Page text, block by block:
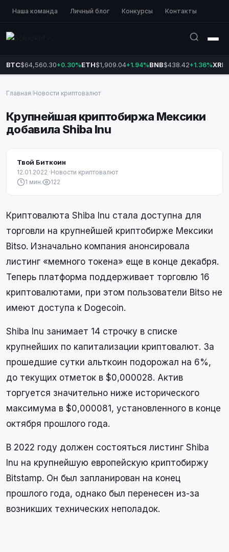
Наша команда Личный блог Конкурсы Контакты
BTC$64,560.30+0.30%ETH$1,909.04+1.94%BNB$438.42+1.36%XRP
Главная/Новости криптовалют
Крупнейшая криптобиржа Мексики
добавила Shiba Inu
Твой Биткоин
12.01.2022 ·Новости криптовалют
1 мин.
122
Криптовалюта Shiba Inu стала доступна для
торговли на крупнейшей криптобирже Мексики
Bitso. Изначально компания анонсировала
листинг «мемного токена» еще в конце декабря.
Теперь платформа поддерживает торговлю 16
криптовалютами, при этом пользователи Bitso не
имеют доступа к Dogecoin.
Shiba Inu занимает 14 строчку в списке
крупнейших по капитализации криптовалют. За
прошедшие сутки альткоин подорожал на 6%,
до текущих отметок в $0,000028. Актив
торгуется значительно ниже исторического
максимума в $0,000081, установленного в конце
октября прошлого года.
В 2022 году должен состояться листинг Shiba
Inu на крупнейшую европейскую криптобиржу
Bitstamp. Он был запланирован на конец
прошлого года, однако был перенесен из-за
возникших технических неполадок.